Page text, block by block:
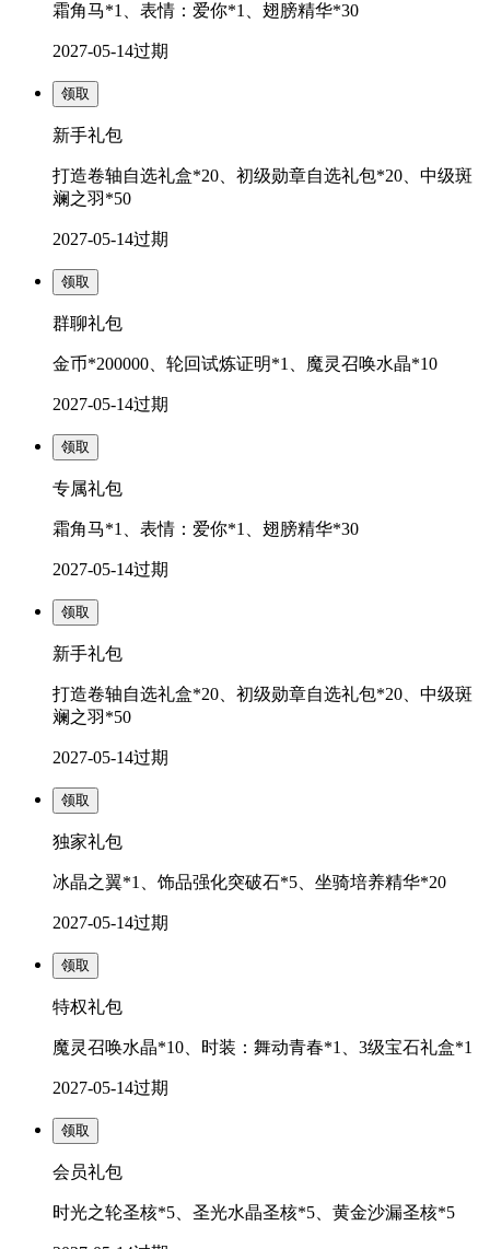
霜角马*1、表情：爱你*1、翅膀精华*30
2027-05-14过期
领取
新手礼包
打造卷轴自选礼盒*20、初级勋章自选礼包*20、中级斑
斓之羽*50
2027-05-14过期
领取
群聊礼包
金币*200000、轮回试炼证明*1、魔灵召唤水晶*10
2027-05-14过期
领取
专属礼包
霜角马*1、表情：爱你*1、翅膀精华*30
2027-05-14过期
领取
新手礼包
打造卷轴自选礼盒*20、初级勋章自选礼包*20、中级斑
斓之羽*50
2027-05-14过期
领取
独家礼包
冰晶之翼*1、饰品强化突破石*5、坐骑培养精华*20
2027-05-14过期
领取
特权礼包
魔灵召唤水晶*10、时装：舞动青春*1、3级宝石礼盒*1
2027-05-14过期
领取
会员礼包
时光之轮圣核*5、圣光水晶圣核*5、黄金沙漏圣核*5